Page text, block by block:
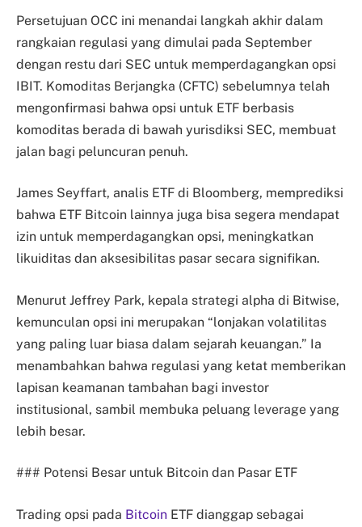
Persetujuan OCC ini menandai langkah akhir dalam
rangkaian regulasi yang dimulai pada September
dengan restu dari SEC untuk memperdagangkan opsi
IBIT. Komoditas Berjangka (CFTC) sebelumnya telah
mengonfirmasi bahwa opsi untuk ETF berbasis
komoditas berada di bawah yurisdiksi SEC, membuat
jalan bagi peluncuran penuh.
James Seyffart, analis ETF di Bloomberg, memprediksi
bahwa ETF Bitcoin lainnya juga bisa segera mendapat
izin untuk memperdagangkan opsi, meningkatkan
likuiditas dan aksesibilitas pasar secara signifikan.
Menurut Jeffrey Park, kepala strategi alpha di Bitwise,
kemunculan opsi ini merupakan “lonjakan volatilitas
yang paling luar biasa dalam sejarah keuangan.” Ia
menambahkan bahwa regulasi yang ketat memberikan
lapisan keamanan tambahan bagi investor
institusional, sambil membuka peluang leverage yang
lebih besar.
### Potensi Besar untuk Bitcoin dan Pasar ETF
Trading opsi pada Bitcoin ETF dianggap sebagai